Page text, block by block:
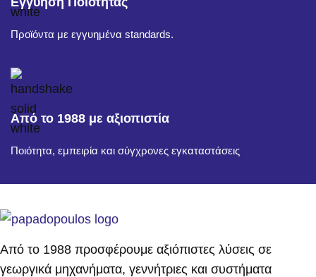
Προϊόντα με εγγυημένα standards.
Από το 1988 με αξιοπιστία
Ποιότητα, εμπειρία και σύγχρονες εγκαταστάσεις
Από το 1988 προσφέρουμε αξιόπιστες λύσεις σε
γεωργικά μηχανήματα, γεννήτριες και συστήματα